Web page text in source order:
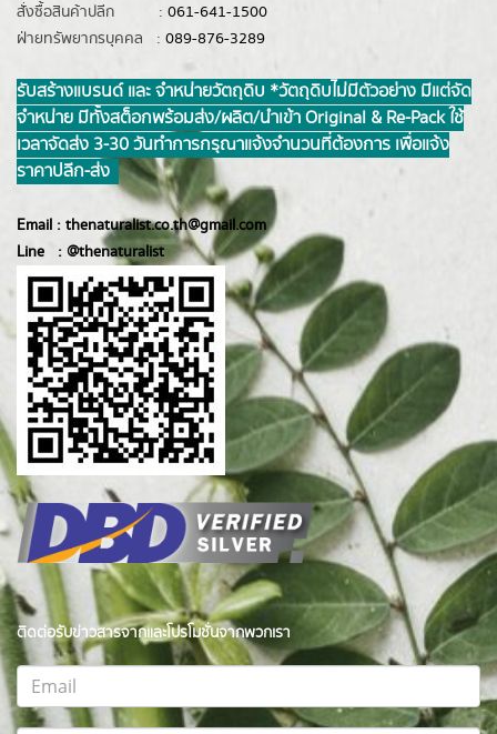
สั่งซื้อสินค้าปลีก : 061-641-1500
ฝ่ายทรัพยากรบุคคล : 089-876-3289
รับสร้างแบรนด์ และ จำหน่ายวัตถุดิบ *วัตถุดิบไม่มีตัวอย่าง มีแต่จัด
จำหน่าย มีทั้งสต็อกพร้อมส่ง/ผลิต/นำเข้า Original & Re-Pack ใช้
เวลาจัดส่ง 3-30 วันทำการ กรุณาแจ้งจำนวนที่ต้องการ เพื่อแจ้ง
ราคาปลีก-ส่ง
Email : thenaturalist.co.th@gmail.com
Line : @thenaturalist
ติดต่อรับข่าวสารจากและโปรโมชั่นจากพวกเรา